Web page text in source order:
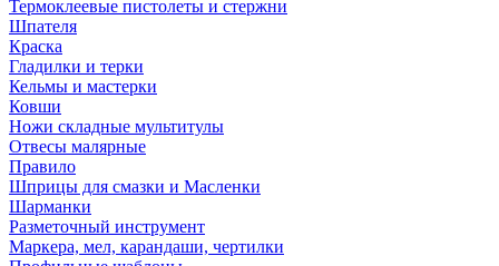
Термоклеевые пистолеты и стержни
Шпателя
Краска
Гладилки и терки
Кельмы и мастерки
Ковши
Ножи складные мультитулы
Отвесы малярные
Правило
Шприцы для смазки и Масленки
Шарманки
Разметочный инструмент
Маркера, мел, карандаши, чертилки